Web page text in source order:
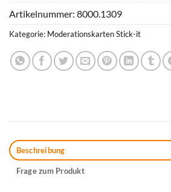
Artikelnummer: 8000.1309
Kategorie: Moderationskarten Stick-it
Beschreibung
Frage zum Produkt